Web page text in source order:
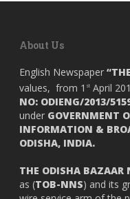
About Us
English Newspaper
values, from 1 st April
NO: ODIENG/2013/
under GOVERNMENT
INFORMATION &
ODISHA, INDIA.
THE ODISHA BAZAAR
as (TOB-NNS) and its